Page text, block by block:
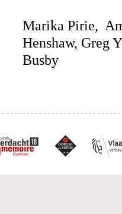
Marika Pirie,
Henshaw, Greg
Busby